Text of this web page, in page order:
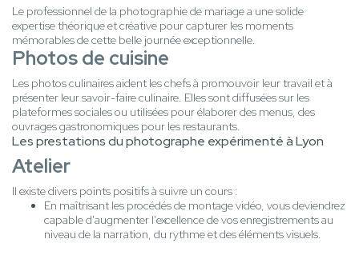
Le professionnel de la photographie de mariage a une solide
expertise théorique et créative pour capturer les moments
mémorables de cette belle journée exceptionnelle.
Photos de cuisine
Les photos culinaires aident les chefs à promouvoir leur travail et à
présenter leur savoir-faire culinaire. Elles sont diffusées sur les
plateformes sociales ou utilisées pour élaborer des menus, des
ouvrages gastronomiques pour les restaurants.
Les prestations du photographe expérimenté à Lyon
Atelier
Il existe divers points positifs à suivre un cours :
En maîtrisant les procédés de montage vidéo, vous deviendrez
capable d'augmenter l'excellence de vos enregistrements au
niveau de la narration, du rythme et des éléments visuels.